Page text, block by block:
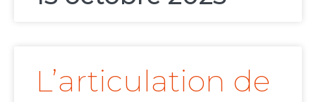
L’articulation de